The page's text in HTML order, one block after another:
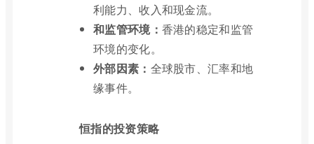
利能力、收入和现金流。
和监管环境： 香港的稳定和监管
环境的变化。
外部因素： 全球股市、汇率和地
缘事件。
恒指的投资策略